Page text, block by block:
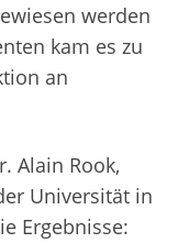
werden
kam es zu
an
Alain Rook,
Universität in
Ergebnisse: